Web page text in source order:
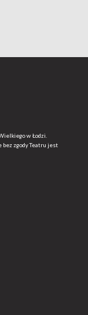
w Łodzi.
zgody Teatru jest